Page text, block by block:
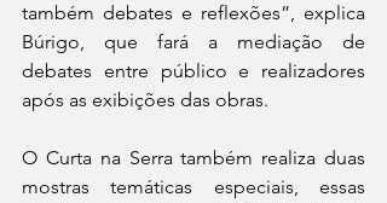
também debates e reflexões”, explica
Búrigo, que fará a mediação de
debates entre público e realizadores
após as exibições das obras.
O Curta na Serra também realiza duas
mostras temáticas especiais, essas